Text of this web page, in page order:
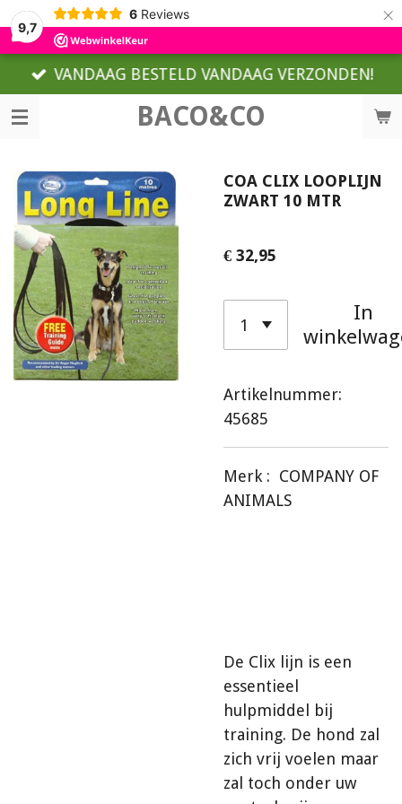
9,7
6 Reviews ×
BACO&CO
VANDAAG BESTELD VANDAAG VERZONDEN!
COA CLIX LOOPLIJN
ZWART 10 MTR
€ 32,95
In
Artikelnummer:
45685
Merk : COMPANY OF
ANIMALS
De Clix lijn is een
essentieel
hulpmiddel bij
training. De hond zal
zich vrij voelen maar
zal toch onder uw